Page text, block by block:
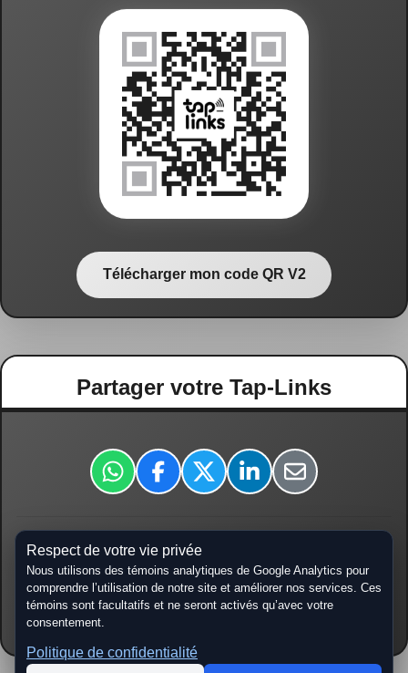
Télécharger mon code QR V2
Partager votre Tap-Links
tap-links.ca/
Copier URL
Respect de votre vie privée
Nous utilisons des témoins analytiques de Google Analytics pour
comprendre l’utilisation de notre site et améliorer nos services. Ces
témoins sont facultatifs et ne seront activés qu’avec votre
consentement.
Politique de confidentialité